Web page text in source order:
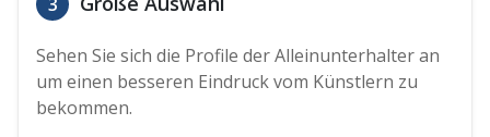
Sehen Sie sich die Profile der Alleinunterhalter an
um einen besseren Eindruck vom Künstlern zu
bekommen.